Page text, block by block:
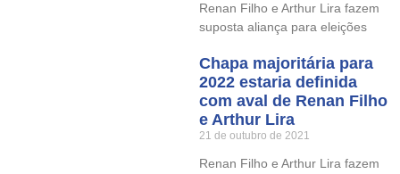
Renan Filho e Arthur Lira fazem
suposta aliança para eleições
Chapa majoritária para
2022 estaria definida
com aval de Renan Filho
e Arthur Lira
21 de outubro de 2021
Renan Filho e Arthur Lira fazem